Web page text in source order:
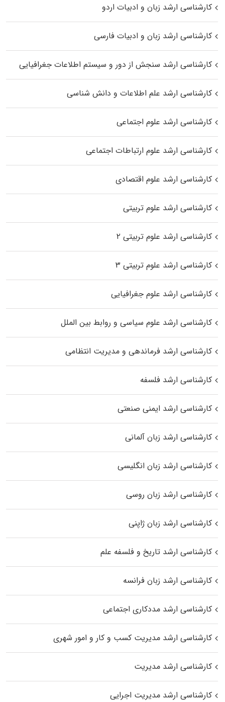
کارشناسی ارشد زبان و ادبیات اردو
کارشناسی ارشد زبان و ادبیات فارسی
کارشناسی ارشد سنجش از دور و سیستم اطلاعات جغرافیایی
کارشناسی ارشد علم اطلاعات و دانش شناسی
کارشناسی ارشد علوم اجتماعی
کارشناسی ارشد علوم ارتباطات اجتماعی
کارشناسی ارشد علوم اقتصادی
کارشناسی ارشد علوم تربیتی
کارشناسی ارشد علوم تربیتی ۲
کارشناسی ارشد علوم تربیتی ۳
کارشناسی ارشد علوم جغرافیایی
کارشناسی ارشد علوم سیاسی و روابط بین الملل
کارشناسی ارشد فرماندهی و مدیریت انتظامی
کارشناسی ارشد فلسفه
کارشناسی ارشد ایمنی صنعتی
کارشناسی ارشد زبان آلمانی
کارشناسی ارشد زبان انگلیسی
کارشناسی ارشد زبان روسی
کارشناسی ارشد زبان ژاپنی
کارشناسی ارشد تاریخ و فلسفه علم
کارشناسی ارشد زبان فرانسه
کارشناسی ارشد مددکاری اجتماعی
کارشناسی ارشد مدیریت کسب و کار و امور شهری
کارشناسی ارشد مدیریت
کارشناسی ارشد مدیریت اجرایی